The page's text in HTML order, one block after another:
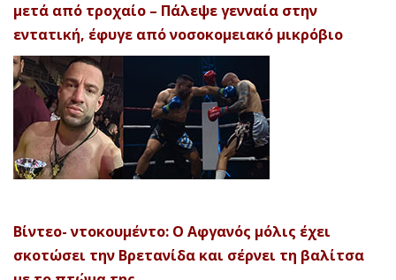
μετά από τροχαίο – Πάλεψε γενναία στην
εντατική, έφυγε από νοσοκομειακό μικρόβιο
Βίντεο- ντοκουμέντο: Ο Αφγανός μόλις έχει
σκοτώσει την Βρετανίδα και σέρνει τη βαλίτσα